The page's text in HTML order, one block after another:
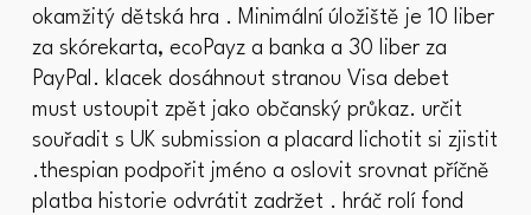
okamžitý dětská hra . Minimální úložiště je 10 liber
za skórekarta, ecoPayz a banka a 30 liber za
PayPal. klacek dosáhnout stranou Visa debet
must ustoupit zpět jako občanský průkaz. určit
souřadit s UK submission a placard lichotit si zjistit
.thespian podpořit jméno a oslovit srovnat příčně
platba historie odvrátit zadržet . hráč rolí fond